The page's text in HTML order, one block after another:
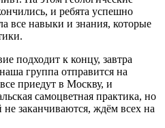
и ребята успешно
все навыки и знания, которые
подходит к концу, завтра
группа отправится на
приедут в Москву, и
самоцветная практика, но
заканчиваются, ждём всех на